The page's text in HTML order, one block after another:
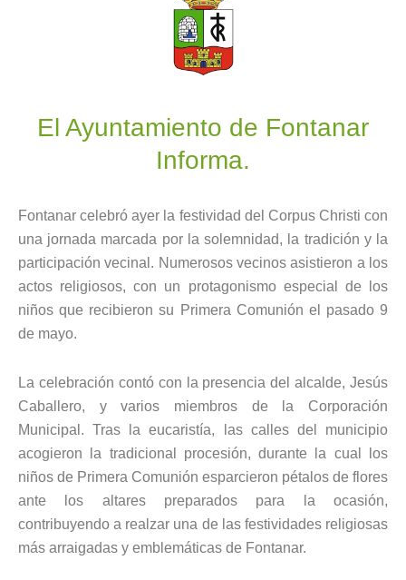
El Ayuntamiento de Fontanar
Informa.
Fontanar celebró ayer la festividad del Corpus Christi con
una jornada marcada por la solemnidad, la tradición y la
participación vecinal. Numerosos vecinos asistieron a los
actos religiosos, con un protagonismo especial de los
niños que recibieron su Primera Comunión el pasado 9
de mayo.
La celebración contó con la presencia del alcalde, Jesús
Caballero, y varios miembros de la Corporación
Municipal. Tras la eucaristía, las calles del municipio
acogieron la tradicional procesión, durante la cual los
niños de Primera Comunión esparcieron pétalos de flores
ante los altares preparados para la ocasión,
contribuyendo a realzar una de las festividades religiosas
más arraigadas y emblemáticas de Fontanar.